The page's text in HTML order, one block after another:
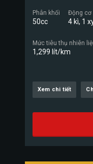
Phân khối
50cc
Động cơ
4 kì, 1
Mức tiêu thụ nhiên
1,299 lít/km
Xem chi tiết